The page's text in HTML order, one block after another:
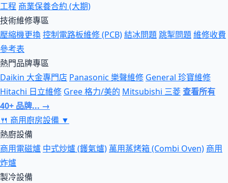
工程 商業保養合約 (大期)
技術維修專區
壓縮機更換控制電路板維修 (PCB)結冰問題跳掣問題維修收費
參考表
熱門品牌專區
Daikin 大金專門店 Panasonic 樂聲維修 General 珍寶維修
Hitachi 日立維修 Gree 格力/美的 Mitsubishi 三菱查看所有
40+ 品牌... →
🍴 商用廚房設備 ▼
熱廚設備
商用電磁爐 中式炒爐 (鑊氣爐) 萬用蒸烤箱 (Combi Oven) 商用
炸爐
製冷設備